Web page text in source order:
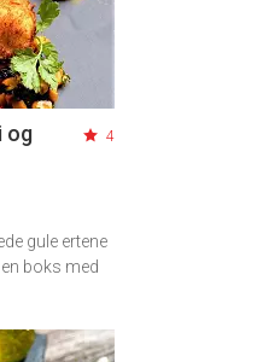
og
4
gule ertene
boks med